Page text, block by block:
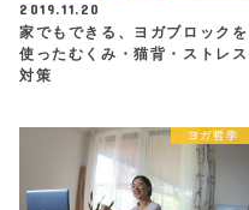
2019.11.20
家でもできる、ヨガブロックを
使ったむくみ・猫背・ストレス
対策
ヨガ哲学